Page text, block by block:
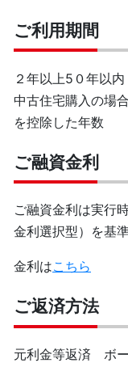
ご利用期間
２年以上5０年以内
中古住宅購入の場
を控除した年数
ご融資金利
ご融資金利は実行
金利選択型）を基
金利はこちら
ご返済方法
元利金等返済 ボー